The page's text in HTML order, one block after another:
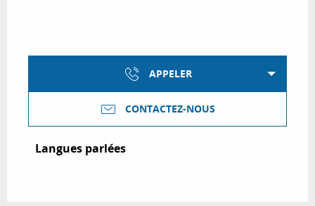
APPELER
CONTACTEZ-NOUS
Langues parlées
Langues parlées